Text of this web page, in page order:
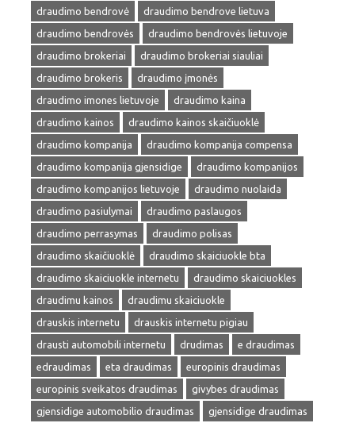
draudimo bendrovė
draudimo bendrove lietuva
draudimo bendrovės
draudimo bendrovės lietuvoje
draudimo brokeriai
draudimo brokeriai siauliai
draudimo brokeris
draudimo įmonės
draudimo imones lietuvoje
draudimo kaina
draudimo kainos
draudimo kainos skaičiuoklė
draudimo kompanija
draudimo kompanija compensa
draudimo kompanija gjensidige
draudimo kompanijos
draudimo kompanijos lietuvoje
draudimo nuolaida
draudimo pasiulymai
draudimo paslaugos
draudimo perrasymas
draudimo polisas
draudimo skaičiuoklė
draudimo skaiciuokle bta
draudimo skaiciuokle internetu
draudimo skaiciuokles
draudimu kainos
draudimu skaiciuokle
drauskis internetu
drauskis internetu pigiau
drausti automobili internetu
drudimas
e draudimas
edraudimas
eta draudimas
europinis draudimas
europinis sveikatos draudimas
givybes draudimas
gjensidige automobilio draudimas
gjensidige draudimas